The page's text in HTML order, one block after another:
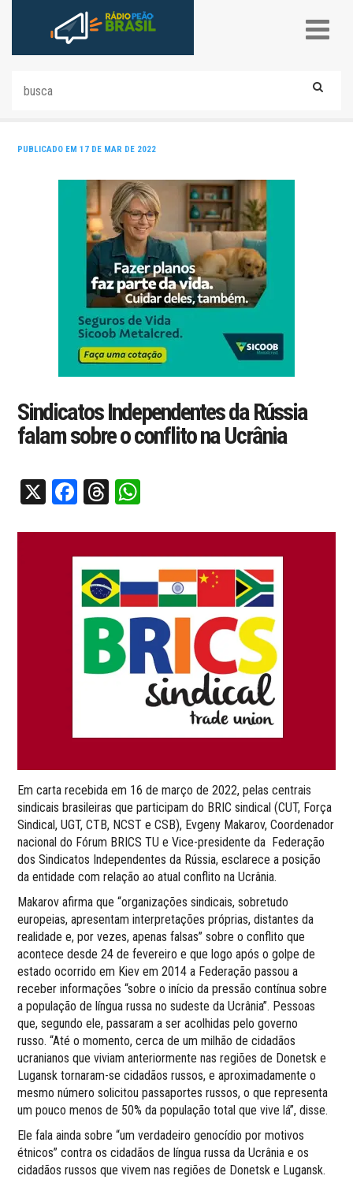
PUBLICADO EM 17 DE MAR DE 2022
Sindicatos Independentes da Rússia
falam sobre o conflito na Ucrânia
X Facebook
Threads
Em carta recebida em 16 de março de 2022, pelas centrais
sindicais brasileiras que participam do BRIC sindical (CUT, Força
Sindical, UGT, CTB, NCST e CSB), Evgeny Makarov, Coordenador
nacional do Fórum BRICS TU e Vice-presidente da Federação
dos Sindicatos Independentes da Rússia, esclarece a posição
da entidade com relação ao atual conflito na Ucrânia.
Makarov afirma que “organizações sindicais, sobretudo
europeias, apresentam interpretações próprias, distantes da
realidade e, por vezes, apenas falsas” sobre o conflito que
acontece desde 24 de fevereiro e que logo após o golpe de
estado ocorrido em Kiev em 2014 a Federação passou a
receber informações “sobre o início da pressão contínua sobre
a população de língua russa no sudeste da Ucrânia”. Pessoas
que, segundo ele, passaram a ser acolhidas pelo governo
russo. “Até o momento, cerca de um milhão de cidadãos
ucranianos que viviam anteriormente nas regiões de Donetsk e
Lugansk tornaram-se cidadãos russos, e aproximadamente o
mesmo número solicitou passaportes russos, o que representa
um pouco menos de 50% da população total que vive lá”, disse.
Ele fala ainda sobre “um verdadeiro genocídio por motivos
étnicos” contra os cidadãos de língua russa da Ucrânia e os
cidadãos russos que vivem nas regiões de Donetsk e Lugansk.